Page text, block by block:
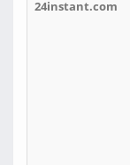
24instant.com